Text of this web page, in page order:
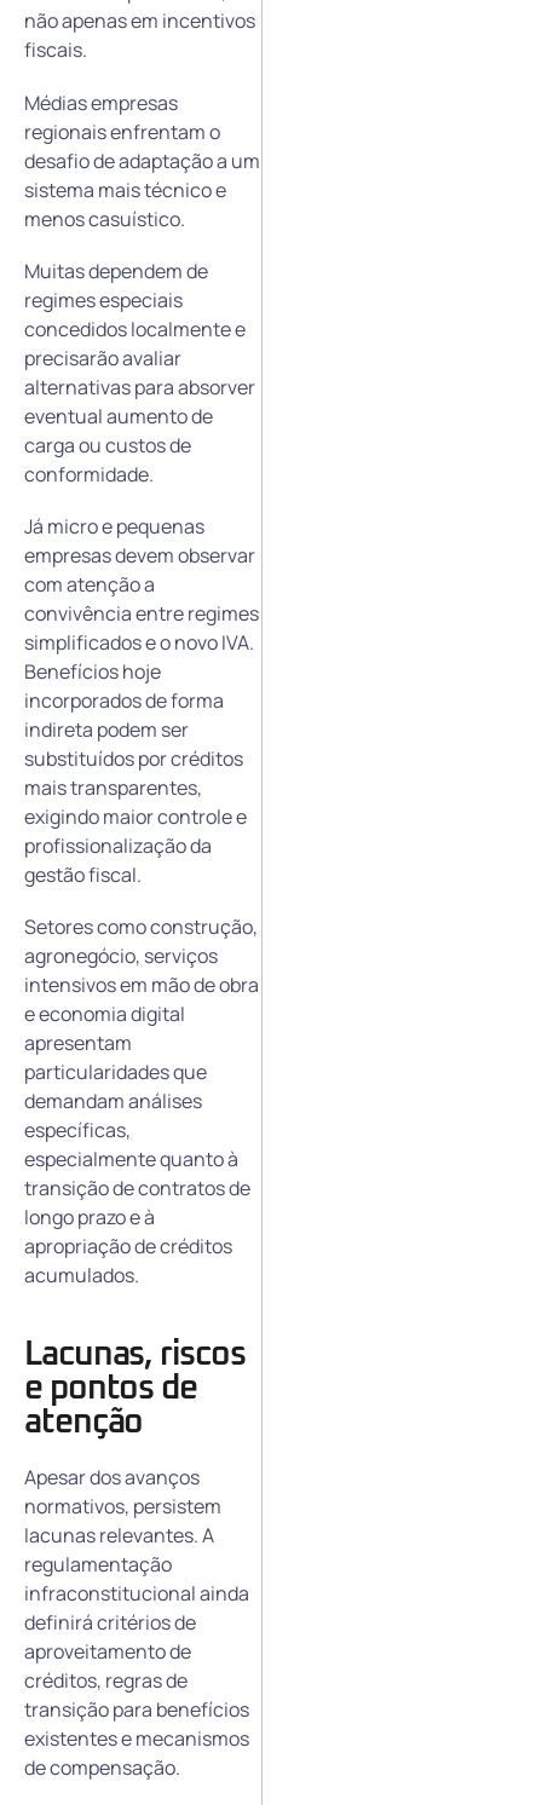
não apenas em incentivos
fiscais.
Médias empresas
regionais enfrentam o
desafio de adaptação a um
sistema mais técnico e
menos casuístico.
Muitas dependem de
regimes especiais
concedidos localmente e
precisarão avaliar
alternativas para absorver
eventual aumento de
carga ou custos de
conformidade.
Já micro e pequenas
empresas devem observar
com atenção a
convivência entre regimes
simplificados e o novo IVA.
Benefícios hoje
incorporados de forma
indireta podem ser
substituídos por créditos
mais transparentes,
exigindo maior controle e
profissionalização da
gestão fiscal.
Setores como construção,
agronegócio, serviços
intensivos em mão de obra
e economia digital
apresentam
particularidades que
demandam análises
específicas,
especialmente quanto à
transição de contratos de
longo prazo e à
apropriação de créditos
acumulados.
Lacunas, riscos
e pontos de
atenção
Apesar dos avanços
normativos, persistem
lacunas relevantes. A
regulamentação
infraconstitucional ainda
definirá critérios de
aproveitamento de
créditos, regras de
transição para benefícios
existentes e mecanismos
de compensação.